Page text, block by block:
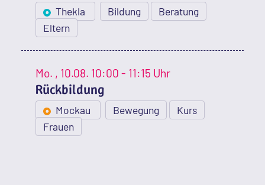
Thekla Bildung
Beratung
Eltern
Mo. , 10.08. 10:00 - 11:15 Uhr
Rückbildung
Mockau Bewegung
Kurs
Frauen